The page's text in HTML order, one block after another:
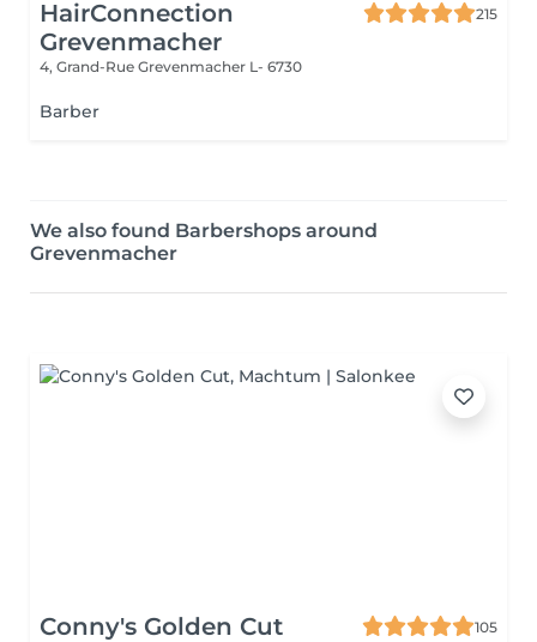
HairConnection
Grevenmacher
215
4, Grand-Rue Grevenmacher L- 6730
Barber
We also found Barbershops around
Grevenmacher
Conny's Golden Cut
105